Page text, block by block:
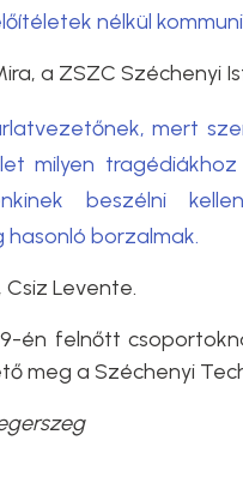
nélkül
a ZSZC Széchenyi
mert
milyen
beszélni
hasonló borzalmak.
Levente.
én felnőtt
meg a Széchenyi